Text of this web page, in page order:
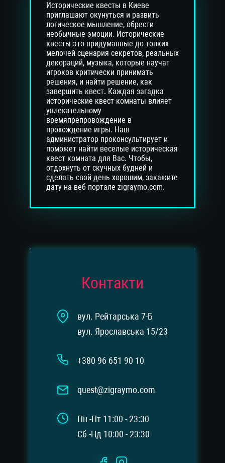
Исторические квесты в Киеве
приглашают окунуться и развить
логическое мышление, обрести
необычные эмоции. Исторические
квесты это придуманные до тонких
мелочей сценария секретов, реальных
декораций, музыка, которые научат
игроков критически принимать
решения, и найти решение, как
завершить квест. Каждая загадка
исторические квест-комнаты влияет
увлекательному
времяпрепровождение в
прохождение игры. Наш
администратор проконсультирует и
поможет найти веселые историческая
квест комната для Вас. Чтобы,
отдохнуть от скучных будней и
сделать свой день хорошим, закажите
дату на веб портале zigraymo.com.
Контакти
вул. Рейтарська 7-Б
вул. Ярославська 15/23
+380 96 651 90 10
quest@zigraymo.com
Пн -Пт 11:00 - 23:30
Сб -Нд 10:00 - 23:30